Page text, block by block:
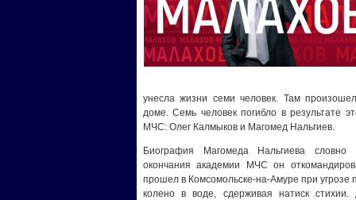
унесла жизни семи человек. Там
доме. Семь человек погибло в результате
МЧС: Олег Калмыков и Магомед Нальгиев.
Биография Магомеда Нальгиева словно
окончания академии МЧС он
прошел в Комсомольске-на-Амуре при
колено в воде, сдерживая натиск